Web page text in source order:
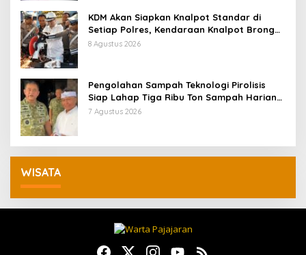
KDM Akan Siapkan Knalpot Standar di
Setiap Polres, Kendaraan Knalpot Brong
Tertangkap Langsung Ganti
8 Agustus 2026
Pengolahan Sampah Teknologi Pirolisis
Siap Lahap Tiga Ribu Ton Sampah Harian
Jawa Barat
7 Agustus 2026
WISATA